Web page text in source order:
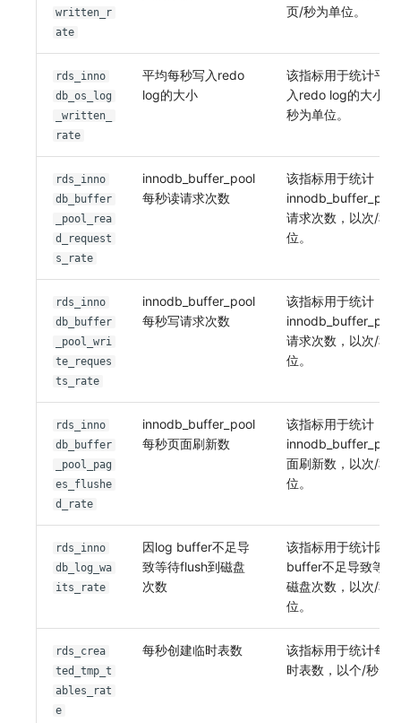
written_r
ate
页/秒为单位。
rds_inno
db_os_log
_written_
rate
平均每秒写入redo
log的大小
该指标用于统计平
入redo log的大小，
秒为单位。
rds_inno
db_buffer
_pool_rea
d_request
s_rate
innodb_buffer_pool
每秒读请求次数
该指标用于统计
innodb_buffer_pool
请求次数，以次/秒
位。
rds_inno
db_buffer
_pool_wri
te_reques
ts_rate
innodb_buffer_pool
每秒写请求次数
该指标用于统计
innodb_buffer_pool
请求次数，以次/秒
位。
rds_inno
db_buffer
_pool_pag
es_flushe
d_rate
innodb_buffer_pool
每秒页面刷新数
该指标用于统计
innodb_buffer_pool
面刷新数，以次/秒
位。
rds_inno
db_log_wa
its_rate
因log buffer不足导
致等待flush到磁盘
次数
该指标用于统计因
buffer不足导致等待
磁盘次数，以次/秒
位。
rds_crea
ted_tmp_t
ables_rat
e
每秒创建临时表数
该指标用于统计每
时表数，以个/秒为